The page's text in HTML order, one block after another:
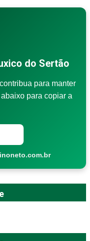
do Sertão
para manter
para copiar a